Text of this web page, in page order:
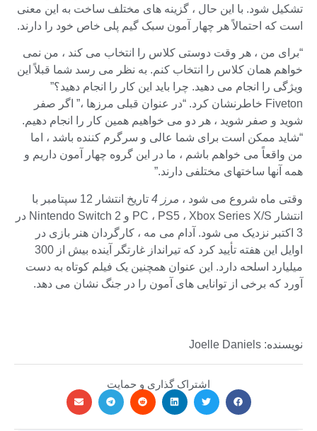
تشکیل شود. با این حال ، گزینه های مختلف ساخت به این معنی
است که احتمالاً هر چهار آمون سبک گیم پلی خاص خود را دارند.
“برای من ، هر وقت دوستی کلاس را انتخاب می کند ، من نمی
خواهم همان کلاس را انتخاب کنم. به نظر می رسد شما قبلاً این
ویژگی را انجام می دهید. چرا باید این کار را انجام دهید؟”
Fiveton خاطرنشان کرد. “در عنوان قبلی مرزها ،” اگر صفر
شوید و صفر شوید ، هر دو می خواهیم همین کار را انجام دهیم.
“شاید ممکن است برای شما عالی و سرگرم کننده باشد ، اما
من واقعاً می خواهم باشم ، ما در این گروه چهار آمون داریم و
همه آنها ساختهای مختلفی دارند.”
وقتی ماه شروع می شود ، مرز 4
تاریخ انتشار 12 سپتامبر با
انتشار PC ، PS5 ، Xbox Series X/S و Nintendo Switch 2 در
3 اکتبر نزدیک می شود. آدام می مه ، کارگردان هنر بازی در
اوایل این هفته تأیید کرد که تیرانداز غارتگر آینده بیش از 300
میلیارد اسلحه دارد. این عنوان همچنین یک فیلم کوتاه به دست
آورد که برخی از توانایی های آمون را در جنگ نشان می دهد.
نویسنده: Joelle Daniels
اشتراک گذاری و حمایت